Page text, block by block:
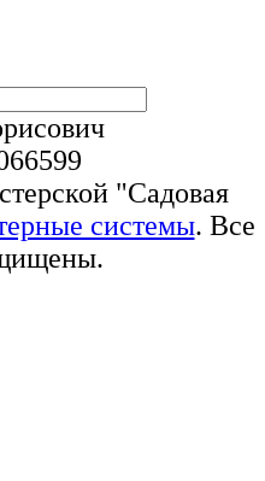
"Садовая
системы. Все